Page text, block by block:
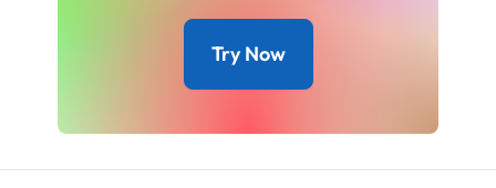
Try Now